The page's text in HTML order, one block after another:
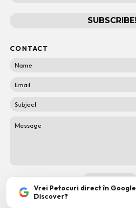
CONTACT
Vrei Petocuri direct în Google
Discover?